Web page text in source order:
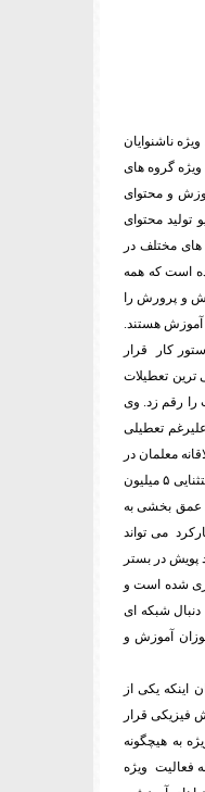
ناشنوایان
با بیان اینکه راه اندازی ۵ استودیو تخصصی ویژه گروه های
و محتوای
تولید محتوای
های مختلف در
شده است که همه
و پرورش را
آموزش هستند.
کار قرار
ترین تعطیلات
رقم زد. وی
تعطیلی
معلمان در
بستر فضای مجازی و ادامه آموزش از این طریق دستاوردهای بزرگی را به همراه داشت و فقط در آموزش و پرورش استثنایی ۵ میلیون
عمق بخشی به
می تواند
پویش در بستر
کشور جمع آوری شده است و
شبکه ای
شبکه شاد شکل گرفت افزود: ۴۸ درصد دانش آموزان آموزش و
اینکه یکی از
فیزیکی قرار
آموزان با نیازهای ویژه به هیچگونه
فعالیت ویژه